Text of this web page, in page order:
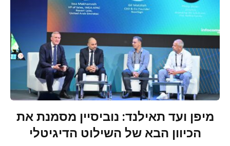
מיפן ועד תאילנד: נוביסיין מסמנת את
הכיוון הבא של השילוט הדיגיטלי